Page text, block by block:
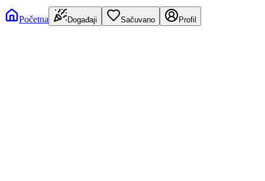
Početna Događaji Sačuvano Profil